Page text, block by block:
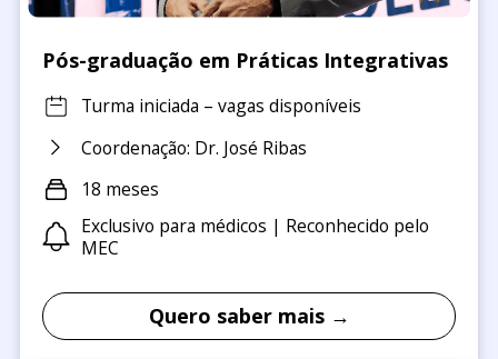
Pós-graduação em Práticas Integrativas
Turma iniciada – vagas disponíveis
Coordenação: Dr. José Ribas
18 meses
Exclusivo para médicos | Reconhecido pelo
MEC
Quero saber mais →